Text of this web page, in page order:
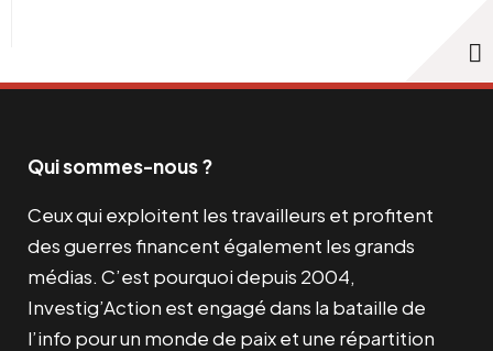
Qui sommes-nous ?
Ceux qui exploitent les travailleurs et profitent
des guerres financent également les grands
médias. C’est pourquoi depuis 2004,
Investig’Action est engagé dans la bataille de
l’info pour un monde de paix et une répartition